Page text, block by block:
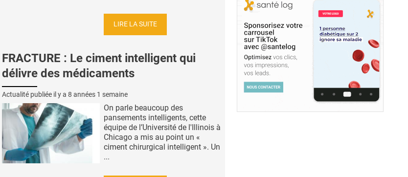
LIRE LA SUITE
FRACTURE : Le ciment intelligent qui
délivre des médicaments
Actualité publiée il y a 8 années 1 semaine
On parle beaucoup des
pansements intelligents, cette
équipe de l’Université de l'Illinois à
Chicago a mis au point un «
ciment chirurgical intelligent ». Un
...